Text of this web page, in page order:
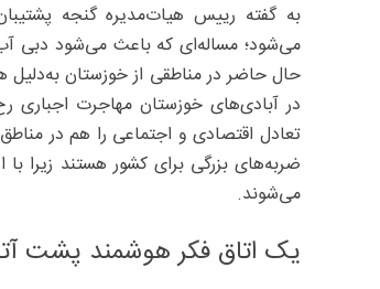
به گفته رییس هیات‌مدیره گنجه
می‌شود؛ مساله‌ای که باعث می‌شود دبی
حال حاضر در مناطقی از خوزستان
در آبادی‌های خوزستان مهاجرت اجباری
تعادل اقتصادی و اجتماعی را هم در
ضربه‌های بزرگی برای کشور هستند زیرا
می‌شوند.
یک اتاق فکر هوشمند پشت